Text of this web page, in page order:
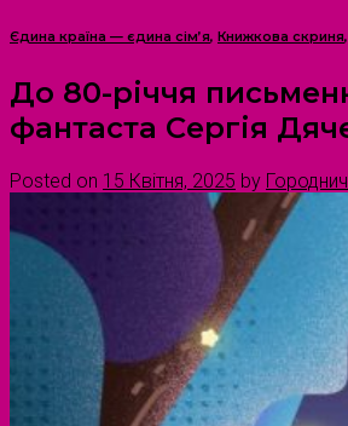
Єдина країна — єдина сім’я, Книжкова скриня,
До 80-річчя
фантаста Сергія
Posted on 15 Квітня, 2025 by